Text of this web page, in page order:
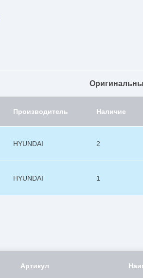
Производитель Наличие
HYUNDAI 2
HYUNDAI 1
Артикул